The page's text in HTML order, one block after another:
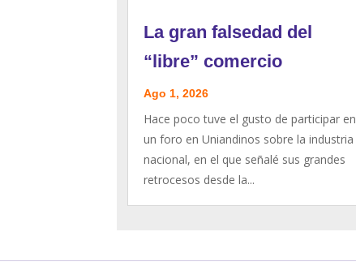
La gran falsedad del
“libre” comercio
Ago 1, 2026
Hace poco tuve el gusto de participar en
un foro en Uniandinos sobre la industria
nacional, en el que señalé sus grandes
retrocesos desde la...